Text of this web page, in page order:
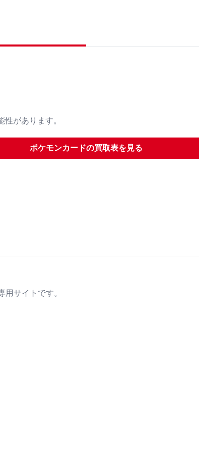
があります。
ポケモンカードの買取表を見る
サイトです。